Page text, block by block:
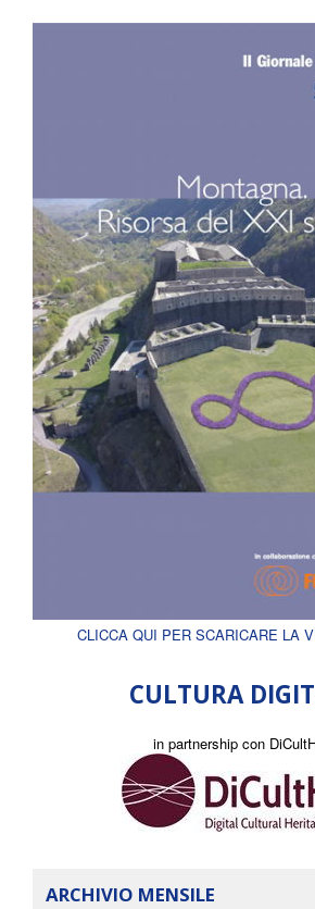
CLICCA QUI PER SCARICARE LA
CULTURA
in partnership con
ARCHIVIO MENSILE